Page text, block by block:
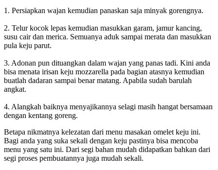
1. Persiapkan wajan kemudian panaskan saja minyak gorengnya.
2. Telur kocok lepas kemudian masukkan garam, jamur kancing,
susu cair dan merica. Semuanya aduk sampai merata dan masukkan
pula keju parut.
3. Adonan pun dituangkan dalam wajan yang panas tadi. Kini anda
bisa menata irisan keju mozzarella pada bagian atasnya kemudian
buatlah dadaran sampai benar matang. Apabila sudah barulah
angkat.
4. Alangkah baiknya menyajikannya selagi masih hangat bersamaan
dengan kentang goreng.
Betapa nikmatnya kelezatan dari menu masakan omelet keju ini.
Bagi anda yang suka sekali dengan keju pastinya bisa mencoba
menu yang satu ini. Dari segi bahan mudah didapatkan bahkan dari
segi proses pembuatannya juga mudah sekali.